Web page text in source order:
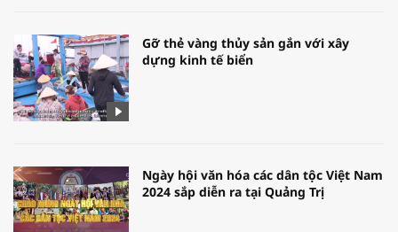
Gỡ thẻ vàng thủy sản gắn với xây
dựng kinh tế biển
Ngày hội văn hóa các dân tộc Việt Nam
2024 sắp diễn ra tại Quảng Trị